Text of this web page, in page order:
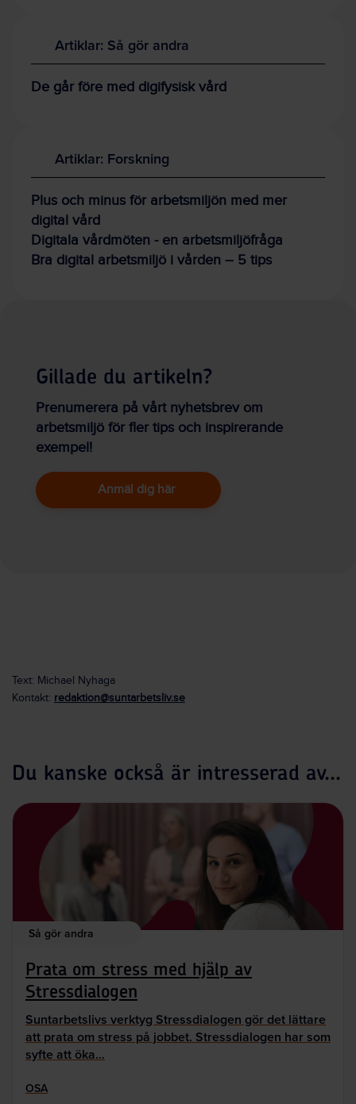
Artiklar: Så gör andra
De går före med digifysisk vård
Artiklar: Forskning
Plus och minus för arbetsmiljön med mer
digital vård
Digitala vårdmöten - en arbetsmiljöfråga
Bra digital arbetsmiljö i vården – 5 tips
Gillade du artikeln?
Prenumerera på vårt nyhetsbrev om
arbetsmiljö för fler tips och inspirerande
exempel!
Anmäl dig här
Text: Michael Nyhaga
Kontakt: redaktion@suntarbetsliv.se
Du kanske också är intresserad av...
Så gör andra
Prata om stress med hjälp av
Stressdialogen
Suntarbetslivs verktyg Stressdialogen gör det lättare
att prata om stress på jobbet. Stressdialogen har som
syfte att öka…
OSA